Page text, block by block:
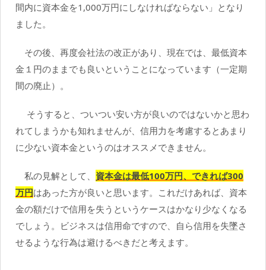
間内に資本金を1,000万円にしなければならない」となり
ました。
その後、再度会社法の改正があり、現在では、最低資本
金１円のままでも良いということになっています（一定期
間の廃止）。
そうすると、ついつい安い方が良いのではないかと思わ
れてしまうかも知れませんが、信用力を考慮するとあまり
に少ない資本金というのはオススメできません。
私の見解として、 資本金は最低100万円、できれば300
万円はあった方が良いと思います。これだけあれば、資本
金の額だけで信用を失うというケースはかなり少なくなる
でしょう。ビジネスは信用命ですので、自ら信用を失墜さ
せるような行為は避けるべきだと考えます。